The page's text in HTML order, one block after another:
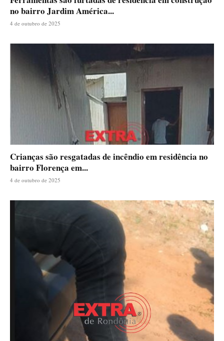
no bairro Jardim América...
4 de outubro de 2025
Crianças são resgatadas de incêndio em residência no
bairro Florença em...
4 de outubro de 2025